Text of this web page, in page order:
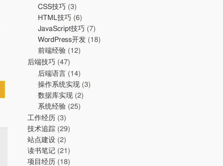
CSS技巧 (3)
HTML技巧 (6)
JavaScript技巧 (7)
WordPress开发 (18)
前端经验 (12)
后端技巧 (47)
后端语言 (14)
操作系统实现 (3)
数据库实现 (2)
系统经验 (25)
工作经历 (3)
技术追踪 (29)
站点建设 (2)
读书笔记 (21)
项目经历 (18)